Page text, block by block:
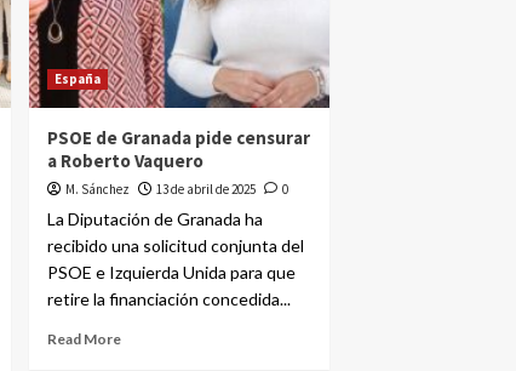
España
PSOE de Granada pide censurar
a Roberto Vaquero
M. Sánchez 13 de abril de 2025 0
La Diputación de Granada ha
recibido una solicitud conjunta del
PSOE e Izquierda Unida para que
retire la financiación concedida...
Read More